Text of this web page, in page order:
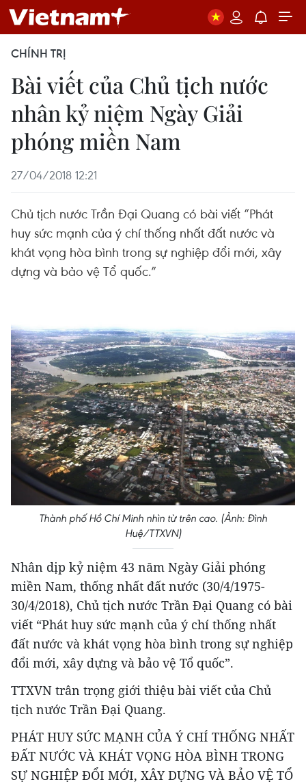
CHÍNH TRỊ
Bài viết của Chủ tịch nước
nhân kỷ niệm Ngày Giải
phóng miền Nam
27/04/2018 12:21
Chủ tịch nước Trần Đại Quang có bài viết “Phát
huy sức mạnh của ý chí thống nhất đất nước và
khát vọng hòa bình trong sự nghiệp đổi mới, xây
dựng và bảo vệ Tổ quốc.”
Thành phố Hồ Chí Minh nhìn từ trên cao. (Ảnh: Đình
Huệ/TTXVN)
Nhân dịp kỷ niệm 43 năm Ngày Giải phóng
miền Nam, thống nhất đất nước (30/4/1975-
30/4/2018), Chủ tịch nước Trần Đại Quang có bài
viết “Phát huy sức mạnh của ý chí thống nhất
đất nước và khát vọng hòa bình trong sự nghiệp
đổi mới, xây dựng và bảo vệ Tổ quốc”.
TTXVN trân trọng giới thiệu bài viết của Chủ
tịch nước Trần Đại Quang.
PHÁT HUY SỨC MẠNH CỦA Ý CHÍ THỐNG NHẤT
ĐẤT NƯỚC VÀ KHÁT VỌNG HÒA BÌNH TRONG
SỰ NGHIỆP ĐỔI MỚI, XÂY DỰNG VÀ BẢO VỆ TỔ